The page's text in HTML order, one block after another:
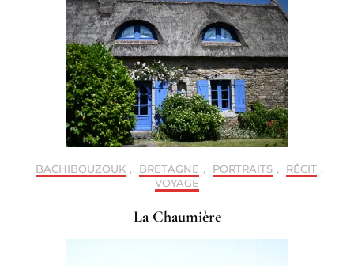
BACHIBOUZOUK , BRETAGNE , PORTRAITS , RÉCIT ,
VOYAGE
La Chaumière